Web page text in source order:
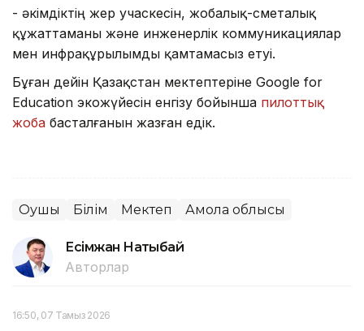
- әкімдіктің жер учаскесін, жобалық-сметалық
құжаттаманы және инженерлік коммуникациялар
мен инфрақұрылымды қамтамасыз етуі.
Бұған дейін Қазақстан мектептеріне Google for
Education экожүйесін енгізу бойынша пилоттық
жоба басталғанын жазған едік.
Оқушы Білім Мектеп Ақмола облысы
Есімжан Нақтыбай
Авторлар
16:50, 07 Тамыз 2026